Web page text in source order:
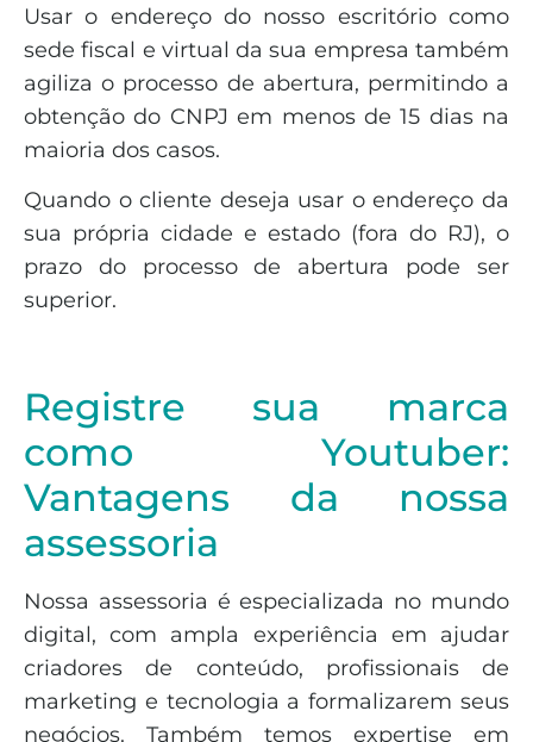
Usar o endereço do nosso escritório como
sede fiscal e virtual da sua empresa também
agiliza o processo de abertura, permitindo a
obtenção do CNPJ em menos de 15 dias na
maioria dos casos.
Quando o cliente deseja usar o endereço da
sua própria cidade e estado (fora do RJ), o
prazo do processo de abertura pode ser
superior.
Registre sua marca
como Youtuber:
Vantagens da nossa
assessoria
Nossa assessoria é especializada no mundo
digital, com ampla experiência em ajudar
criadores de conteúdo, profissionais de
marketing e tecnologia a formalizarem seus
negócios. Também temos expertise em